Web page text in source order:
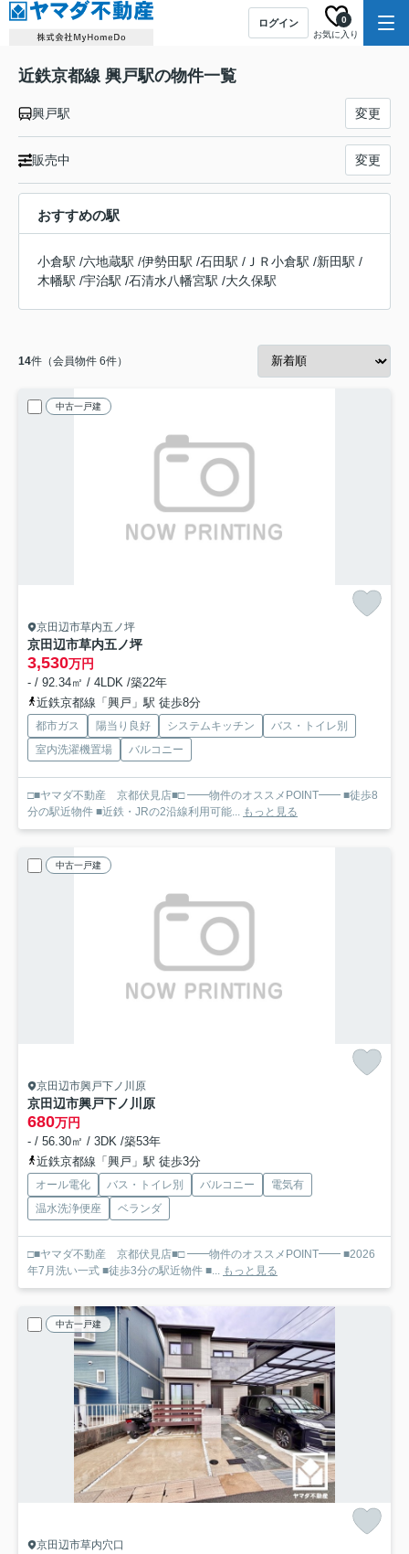
ログイン
お気に入り
0
近鉄京都線 興戸駅の物件一覧
興戸駅 変更
販売中 変更
おすすめの駅
小倉駅 /六地蔵駅 /伊勢田駅 /石田駅 / ＪＲ小倉駅 /新田駅 /
木幡駅 /宇治駅 /石清水八幡宮駅 /大久保駅
14件（会員物件 6件）
中古一戸建
京田辺市草内五ノ坪
京田辺市草内五ノ坪
3,530万円
- / 92.34㎡ / 4LDK /築22年
近鉄京都線「興戸」駅 徒歩8分
都市ガス 陽当り良好 システムキッチン
バス・トイレ別
室内洗濯機置場
バルコニー
□■ヤマダ不動産 京都伏見店■□ ━━物件のオススメPOINT━━ ■徒歩8
分の駅近物件 ■近鉄・JRの2沿線利用可能... もっと見る
中古一戸建
京田辺市興戸下ノ川原
京田辺市興戸下ノ川原
680万円
- / 56.30㎡ / 3DK /築53年
近鉄京都線「興戸」駅 徒歩3分
オール電化 バス・トイレ別 バルコニー
電気有
温水洗浄便座
ベランダ
□■ヤマダ不動産 京都伏見店■□ ━━物件のオススメPOINT━━ ■2026
年7月洗い一式 ■徒歩3分の駅近物件 ■... もっと見る
中古一戸建
京田辺市草内穴口